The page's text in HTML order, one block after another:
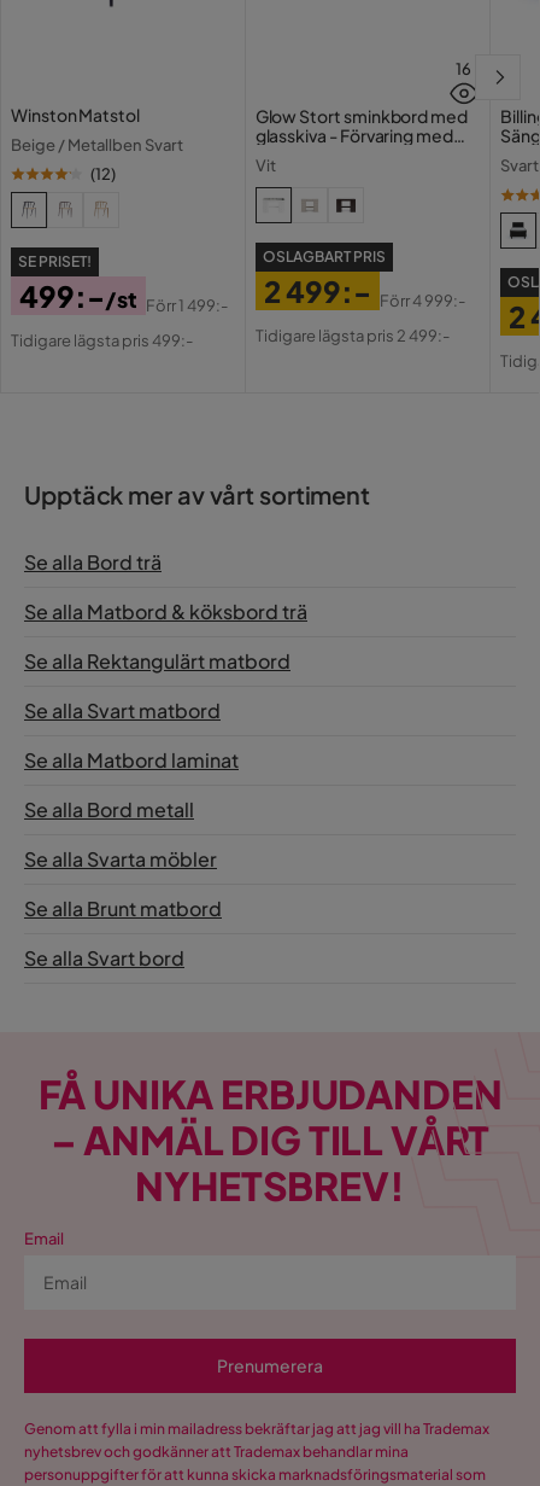
Winston Matstol
Beige / Metallben Svart
(12)
SE PRISET!
Pris
499:-/st
Original
Förr1 499:-
Tidigare lägsta pris 499:-
16
Glow Stort sminkbord med
glasskiva - Förvaring med
Vit
OSLAGBART PRIS
Pris
2 499:-
Original
Förr4 999:-
Tidigare lägsta pris 2 499:-
Svart
2
Upptäck mer av vårt sortiment
Se alla Bord trä
Se alla Matbord & köksbord trä
Se alla Rektangulärt matbord
Se alla Svart matbord
Se alla Matbord laminat
Se alla Bord metall
Se alla Svarta möbler
Se alla Brunt matbord
Se alla Svart bord
FÅ UNIKA ERBJUDANDEN
– ANMÄL DIG TILL VÅRT
NYHETSBREV!
Email
Prenumerera
Genom att fylla i min mailadress bekräftar jag att jag vill ha Trademax
nyhetsbrev och godkänner att Trademax behandlar mina
personuppgifter för att kunna skicka marknadsföringsmaterial som